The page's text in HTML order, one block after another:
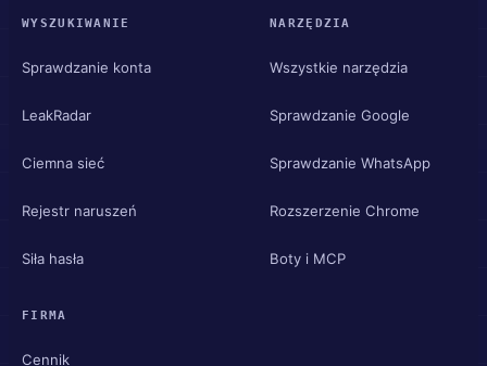
WYSZUKIWANIE
Sprawdzanie konta
LeakRadar
Ciemna sieć
Rejestr naruszeń
Siła hasła
NARZĘDZIA
Wszystkie narzędzia
Sprawdzanie Google
Sprawdzanie WhatsApp
Rozszerzenie Chrome
Boty i MCP
FIRMA
Cennik